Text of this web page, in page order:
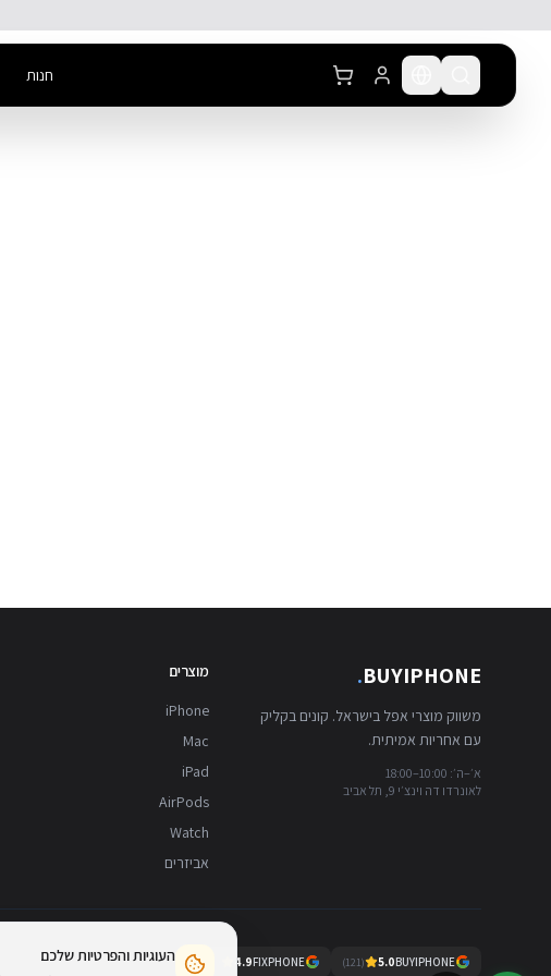
חנות
BUYIPHONE
.
משווק מוצרי אפל בישראל. קונים בקליק
עם אחריות אמיתית.
א׳–ה׳: 10:00–18:00
לאונרדו דה וינצ׳י 9, תל אביב
מוצרים
iPhone
Mac
iPad
AirPods
Watch
אביזרים
BUYIPHONE
5.0
(
121
)
FIXPHONE
4.9
723
) העוגיות והפרטיות שלכם